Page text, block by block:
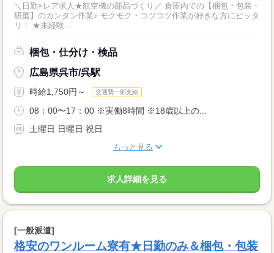
＼日勤×レア求人★航空機の部品づくり／ 倉庫内での【梱包・包装・
研磨】のカンタン作業♪ モクモク・コツコツ作業が好きな方にピッタ
リ！ ★未経験...
梱包・仕分け・検品
広島県呉市/呉駅
時給1,750円～ 交通費一部支給
08：00〜17：00 ※実働8時間 ※18歳以上の...
土曜日 日曜日 祝日
もっと見る
求人詳細を見る
[一般派遣]
格安のワンルーム寮有★日勤のみ＆梱包・包装